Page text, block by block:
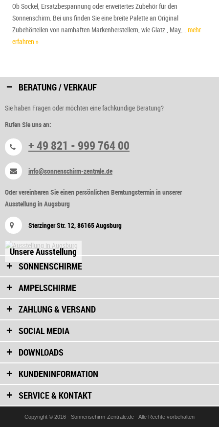
Ob Sockel, Ersatzbespannung oder erweitertes Zubehör für den
Sonnenschirm. Bei uns finden Sie eine breite Palette an Original
Zubehörteilen von namhaften Markenherstellern, wie Glatz , May,... mehr
erfahren »
BERATUNG / VERKAUF
Sie haben Fragen oder möchten eine fachkundige Beratung?
Rufen Sie uns an:
+ 49 821 - 999 764 00
info@sonnenschirm-zentrale.de
Oder vereinbaren Sie einen persönlichen Beratungstermin in unserer
Ausstellung in Augsburg
Sterzinger Str. 12, 86165 Augsburg
Unsere Ausstellung
SONNENSCHIRME
AMPELSCHIRME
ZAHLUNG & VERSAND
SOCIAL MEDIA
DOWNLOADS
KUNDENINFORMATION
SERVICE & KONTAKT
Copyright © 2016 - Sonnenschirm-Zentrale.de - Alle Rechte vorbehalten